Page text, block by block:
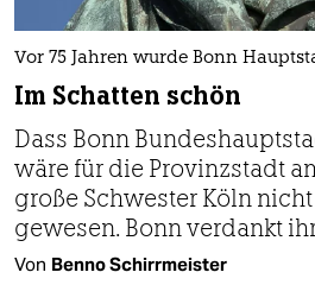
Vor 75 Jahren wurde Bonn
Im Schatten schön
Dass Bonn
wäre für die Provinzstadt
große Schwester Köln
gewesen. Bonn verdankt
Von Benno Schirrmeister